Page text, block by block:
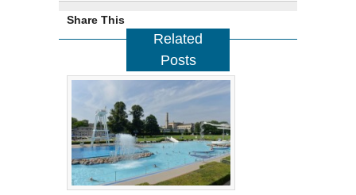
Share This
Related
Posts